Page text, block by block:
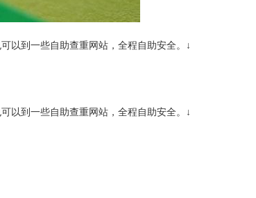
以到一些自助查重网站，全程自助安全。↓
以到一些自助查重网站，全程自助安全。↓